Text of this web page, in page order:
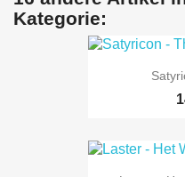
Kategorie: